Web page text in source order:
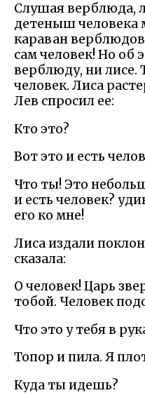
Слушая верблюда,
детеныш человека
караван
сам человек! Но об
верблюду, ни лисе.
человек. Лиса
Лев спросил ее:
Кто это?
Вот это и есть
Что ты! Это
и есть человек?
его ко мне!
Лиса издали
сказала:
О человек! Царь
тобой. Человек
Что это у тебя в
Топор и пила. Я
Куда ты идешь?